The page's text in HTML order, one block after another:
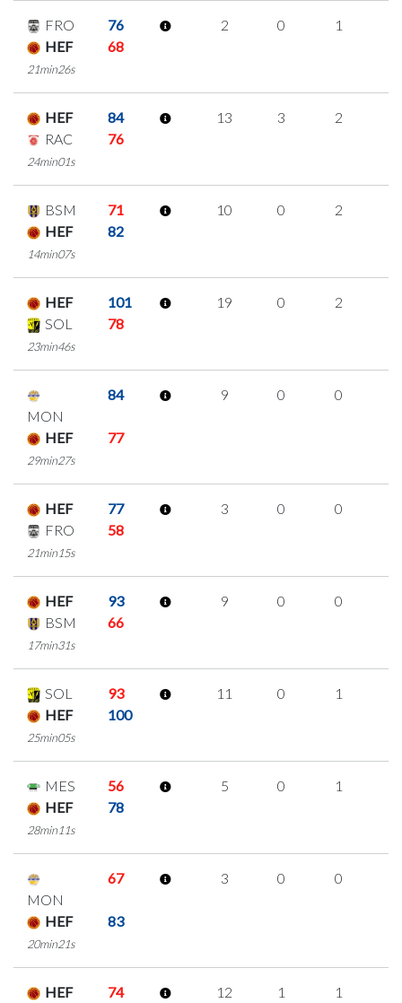
FRO
76
HEF
68
21min26s
2 0 1
HEF
84
RAC
76
24min01s
13 3 2
BSM
71
HEF
82
14min07s
10 0 2
HEF
101
SOL
78
23min46s
19 0 2
MON
84
HEF 77
29min27s
9 0 0
HEF
77
FRO
58
21min15s
3 0 0
HEF
93
BSM
66
17min31s
9 0 0
SOL
93
HEF
100
25min05s
11 0 1
MES
56
HEF
78
28min11s
5 0 1
MON
67
HEF 83
20min21s
3 0 0
HEF
74
12 1 1